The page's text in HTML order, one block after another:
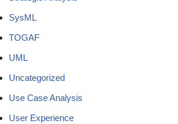
SysML
TOGAF
UML
Uncategorized
Use Case Analysis
User Experience